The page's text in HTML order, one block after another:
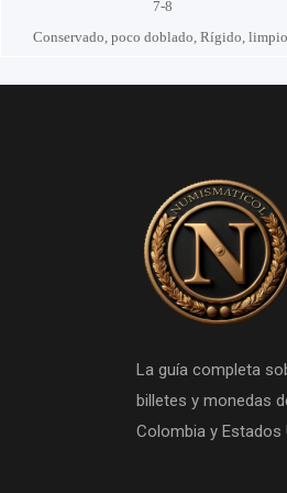
7-8
Conservado, poco doblado, Rígido,
La guía completa
billetes y monedas
Colombia y Estados